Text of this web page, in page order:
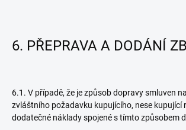
6. PŘEPRAVA A DODÁNÍ
6.1. V případě, že je způsob dopravy smluven
zvláštního požadavku kupujícího, nese kupující
dodatečné náklady spojené s tímto způsobem